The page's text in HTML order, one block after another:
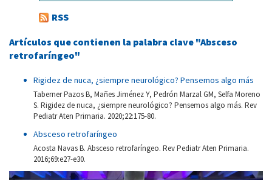
RSS
Artículos que contienen la palabra clave "Absceso
retrofaríngeo"
Rigidez de nuca, ¿siempre neurológico? Pensemos algo más
Taberner Pazos B, Mañes Jiménez Y, Pedrón Marzal GM, Selfa Moreno
S. Rigidez de nuca, ¿siempre neurológico? Pensemos algo más. Rev
Pediatr Aten Primaria. 2020;22:175-80.
Absceso retrofaríngeo
Acosta Navas B. Absceso retrofaríngeo. Rev Pediatr Aten Primaria.
2016;69:e27-e30.